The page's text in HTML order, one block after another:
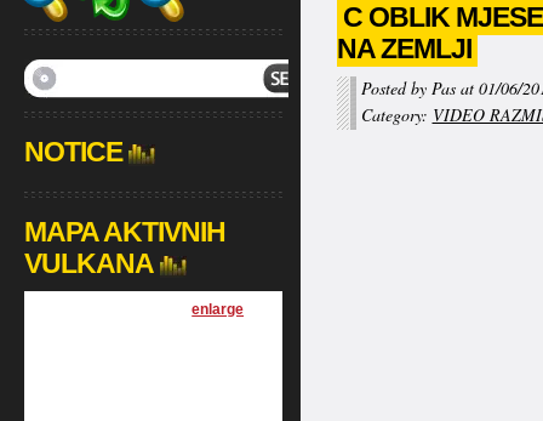
C OBLIK
NA ZEMLJI
Posted by Pas at 01/06/
Category: VIDEO
NOTICE
MAPA AKTIVNIH
VULKANA
[enlarge